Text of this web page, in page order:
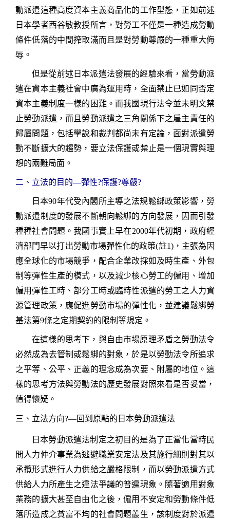
動派遣這種高度資本主義商品化的工作型態，正如前述
日本學者西谷敏教授所言，對勞工不僅是一種造成勞動
條件低落的中間搾取滿而且是對勞動尊嚴的一種重大侮
辱。
但是從前述日本派遣法發展的經驗來看，當勞動派
遣在資本主義社會中廣為運用時，全面禁止已如同否定
資本主義制度一樣的困難。而我國現行法令並未明文禁
止勞動派遣，而且勞動派遣之三角關係下之雇主責任的
歸屬問題，包括學說和裁判都尚未有定論，面對派遣勞
動不斷擴大的趨勢，要立法保護或禁止是一個現實與理
想的兩難局面。
二、立法的 目的—彈性?保護?尊嚴?
日本90年代受內閣所主導之法規鬆綁政策影響，勞
動派遣制度的發展不斷朝向鬆綁的方向發展，因而引發
種種社會問題。我國事實上早在2000年代初期，政府經
濟部門早以打出勞動市場彈性化的政策(註1)， 主張為因
應全球化的市場競爭，配合企業改採如及時生產、外包
制等彈性生產的模式，以及減少核心勞工的僱用、增加
僱用彈性工時、部分工時或臨時性派遣的勞工之人力資
源管理政策，應促進勞動市場的彈性化，並建議鬆綁勞
基法第9條之定期契約的限制等規定。
在這樣的思考下，與自由市場原理矛盾之勞動法令
必然成為去管制或鬆綁的對象，於是以勞動法令所追求
之平等、公平、正義的理念成為次要、附屬的地位。這
樣的思考方法與勞動法的歷史發展對照來看是否妥當，
值得懷疑。
三、立法方向?—回到原點的日本勞動派遣法
日本勞動派遣法制定之初目的是為了正當化當時民
間人力仲介事業為逃避職業安定法及其施行細則對其以
承攬形式進行人力供給之嚴格限制，而以勞動派遣方式
供給人力所產生之違法爭議的普遍現象。隨著適用對象
業務的擴大甚至自由化之後，僱用不安定和勞動條件低
落所造成之貧富不均的社會問題叢生，該制度對於派遣